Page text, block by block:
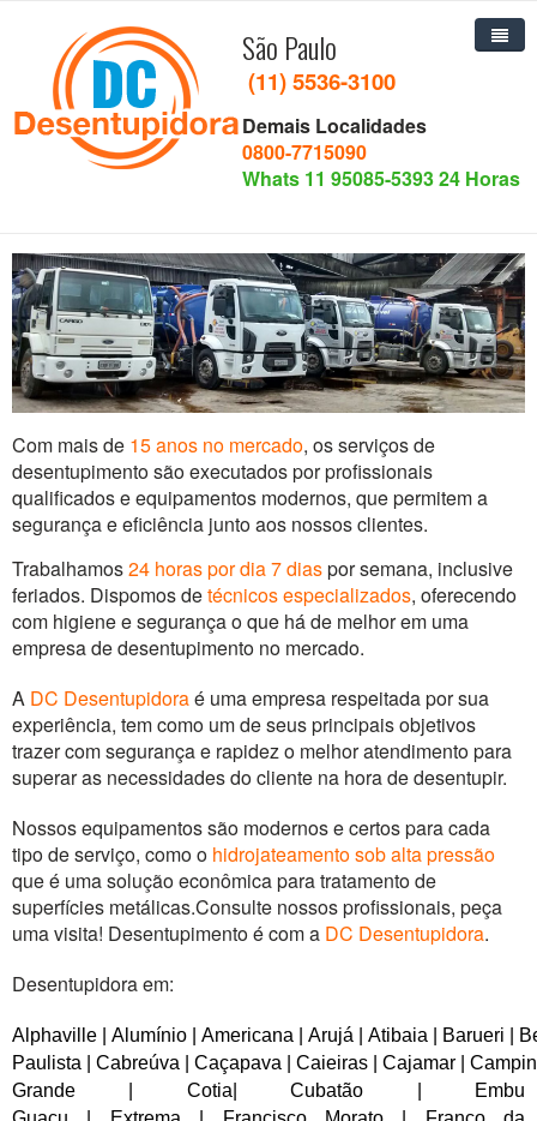
São Paulo
(11) 5536-3100
Demais Localidades
0800-7715090
Whats 11 95085-5393 24 Horas
Com mais de 15 anos no mercado, os serviços de
desentupimento são executados por profissionais
qualificados e equipamentos modernos, que permitem a
segurança e eficiência junto aos nossos clientes.
Trabalhamos24 horas por dia 7 diaspor semana, inclusive
feriados. Dispomos detécnicos especializados, oferecendo
com higiene e segurança o que há de melhor em uma
empresa de desentupimento no mercado.
A DC Desentupidoraé uma empresa respeitada por sua
experiência, tem como um de seus principais objetivos
trazer com segurança e rapidez o melhor atendimento para
superar as necessidades do cliente na hora de desentupir.
Nossos equipamentos são modernos e certos para cada
tipo de serviço, como o hidrojateamento sob alta pressão
que é uma solução econômica para tratamento de
superfícies metálicas.Consulte nossos profissionais, peça
uma visita! Desentupimento é com a DC Desentupidora.
Desentupidora em:
Alphaville Alumínio Americana Arujá Atibaia Barueri
Paulista
Cabreúva Caçapava Caieiras Cajamar
Grande
Cotia |Cubatão
Embu
Home
Desentupimento
Hidrojateamento
Alta-Pressão
Limpa Fossa
Esgotamento de Lama
Esgotamento de caixa de gordura
Desentupimento de esgoto
Limpeza de PV | Poços
Coleta e Transporte de Residuos
Missão e Visão
Contato